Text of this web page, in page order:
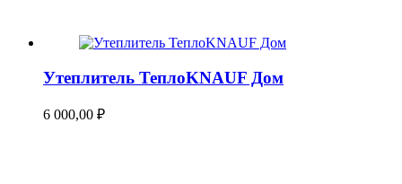
Утеплитель ТеплоKNAUF Дом
6 000,00 ₽